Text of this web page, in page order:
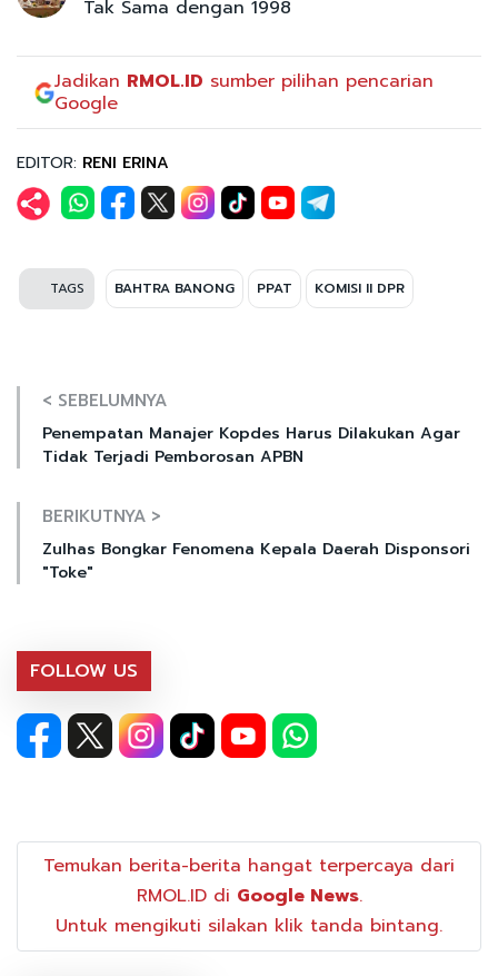
Tak Sama dengan 1998
Jadikan RMOL.ID sumber pilihan pencarian
Google
EDITOR: RENI ERINA
TAGS BAHTRA BANONG PPAT KOMISI II DPR
< SEBELUMNYA
Penempatan Manajer Kopdes Harus Dilakukan Agar
Tidak Terjadi Pemborosan APBN
BERIKUTNYA >
Zulhas Bongkar Fenomena Kepala Daerah Disponsori
"Toke"
FOLLOW US
Temukan berita-berita hangat terpercaya dari
RMOL.ID di Google News.
Untuk mengikuti silakan klik tanda bintang.